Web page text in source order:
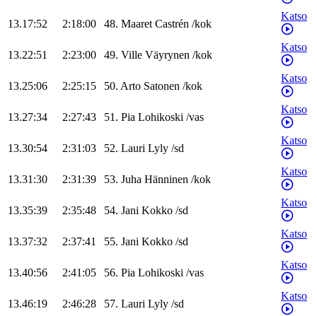
13.17:52 2:18:00 48. Maaret Castrén /kok
Katso
13.22:51 2:23:00 49. Ville Väyrynen /kok
Katso
13.25:06 2:25:15 50. Arto Satonen /kok
Katso
13.27:34 2:27:43 51. Pia Lohikoski /vas
Katso
13.30:54 2:31:03 52. Lauri Lyly /sd
Katso
13.31:30 2:31:39 53. Juha Hänninen /kok
Katso
13.35:39 2:35:48 54. Jani Kokko /sd
Katso
13.37:32 2:37:41 55. Jani Kokko /sd
Katso
13.40:56 2:41:05 56. Pia Lohikoski /vas
Katso
13.46:19 2:46:28 57. Lauri Lyly /sd
Katso